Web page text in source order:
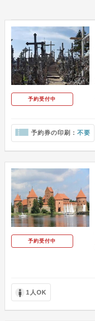
予約受付中
予約券の印刷： 不要
予約受付中
1人OK